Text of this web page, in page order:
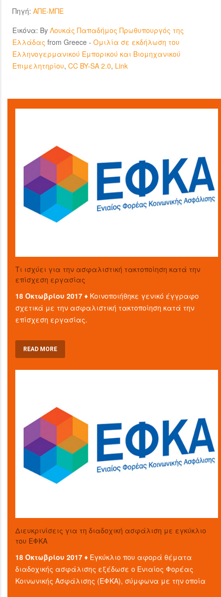
Πηγή: ΑΠΕ-ΜΠΕ
Εικόνα: By Λουκάς Παπαδήμος Πρωθυπουργός της
Ελλάδας from Greece - Ομιλία σε εκδήλωση του
Ελληνογερμανικού Εμπορικού και Βιομηχανικού
Επιμελητηρίου, CC BY-SA 2.0, Link
Τι ισχύει για την ασφαλιστική τακτοποίηση κατά την
επίσχεση εργασίας
18 Οκτωβρίου 2017 ♦ Κοινοποιήθηκε γενικό έγγραφο
σχετικά με την ασφαλιστική τακτοποίηση κατά την
επίσχεση εργασίας.
READ MORE
Διευκρινίσεις για τη διαδοχική ασφάλιση με εγκύκλιο
του ΕΦΚΑ
18 Οκτωβρίου 2017 ♦ Εγκύκλιο που αφορά θέματα
διαδοχικής ασφάλισης εξέδωσε ο Ενιαίος Φορέας
Κοινωνικής Ασφάλισης (ΕΦΚΑ), σύμφωνα με την οποία